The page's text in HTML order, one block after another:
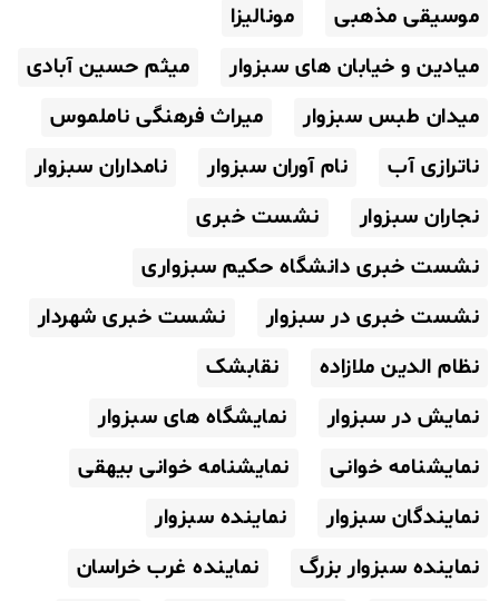
موسیقی مذهبی
مونالیزا
میادین و خیابان های سبزوار
میثم حسین آبادی
میدان طبس سبزوار
میراث فرهنگی ناملموس
ناترازی آب
نام آوران سبزوار
نامداران سبزوار
نجاران سبزوار
نشست خبری
نشست خبری دانشگاه حکیم سبزواری
نشست خبری در سبزوار
نشست خبری شهردار
نظام الدین ملازاده
نقابشک
نمایش در سبزوار
نمایشگاه های سبزوار
نمایشنامه خوانی
نمایشنامه خوانی بیهقی
نمایندگان سبزوار
نماینده سبزوار
نماینده سبزوار بزرگ
نماینده غرب خراسان